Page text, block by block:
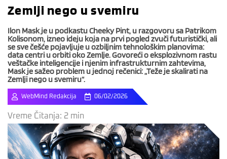
r
m
Zemlji nego u svemiru
Ilon Mask je u podkastu Cheeky Pint, u razgovoru sa Patrikom
Kolisonom, izneo ideju koja na prvi pogled zvuči futuristički, ali
se sve češće pojavljuje u ozbiljnim tehnološkim planovima:
data centri u orbiti oko Zemlje. Govoreći o eksplozivnom rastu
veštačke inteligencije i njenim infrastrukturnim zahtevima,
Mask je sažeo problem u jednoj rečenici: „Teže je skalirati na
Zemlji nego u svemiru“.
WebMind Redakcija 06/02/2026
Vreme Čitanja: 2 min